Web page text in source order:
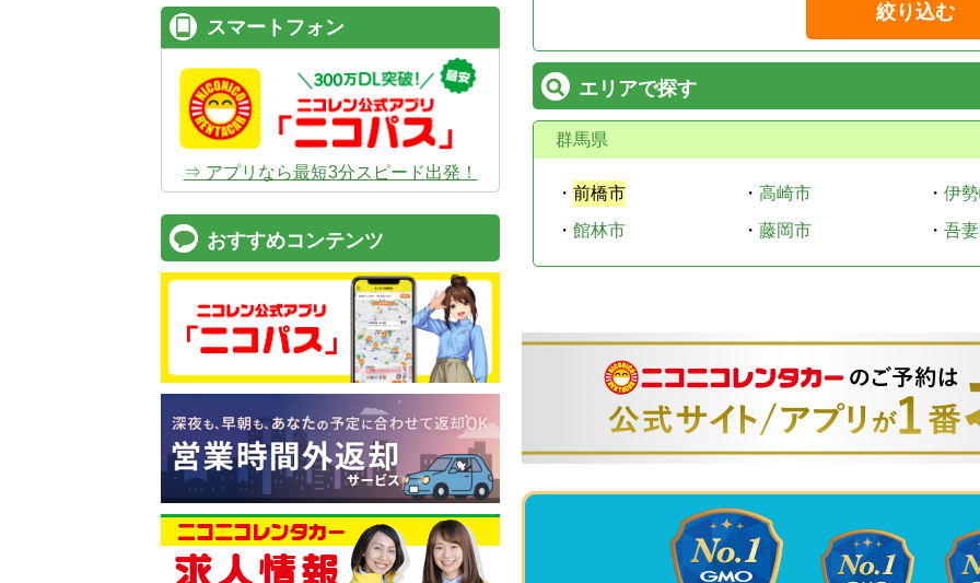
絞り込む
エリアで探す
群馬県
・ 前橋市 ・ 高崎市 ・ 伊
・ 館林市 ・ 藤岡市 ・ 吾
スマートフォン
⇒ アプリなら最短3分スピード出発！
おすすめコンテンツ